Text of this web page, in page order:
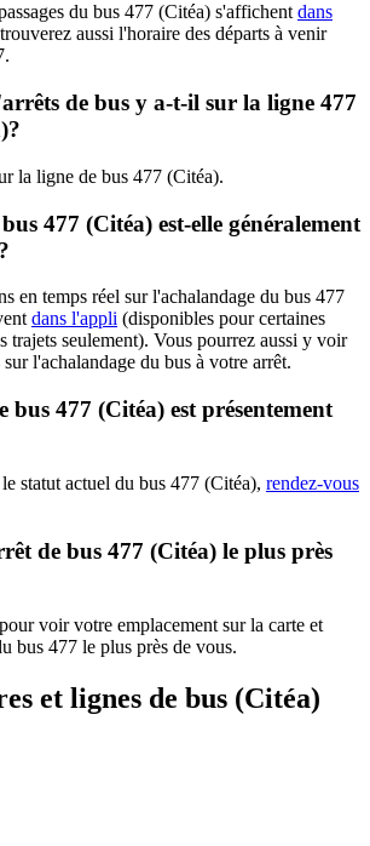
du bus 477 (Citéa) s'affichent dans
aussi l'horaire des départs à venir
de bus y a-t-il sur la ligne 477
la ligne de bus 477 (Citéa).
477 (Citéa) est-elle généralement
en temps réel sur l'achalandage du bus 477
dans l'appli (disponibles pour certaines
trajets seulement). Vous pourrez aussi y voir
l'achalandage du bus à votre arrêt.
bus 477 (Citéa) est présentement
statut actuel du bus 477 (Citéa), rendez-vous
de bus 477 (Citéa) le plus près
pour voir votre emplacement sur la carte et
bus 477 le plus près de vous.
et lignes de bus (Citéa)